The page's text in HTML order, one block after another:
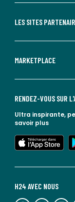
LES SITES
MARKETPLACE
H24 AVEC NOUS
lien vers l'espace réseaux sociaux lien vers l'espace réseaux sociaux lien vers l'espace réseaux sociaux
RENDEZ-VOUS SUR
Ultra inspirante,
savoir plus
lien vers l'app store
lien vers